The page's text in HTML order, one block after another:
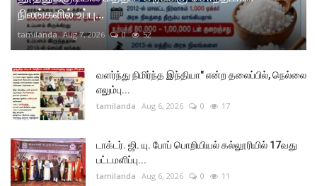
நிலங்களில் உப்பு...
tamilanda Aug 7, 2026 0 52
வளர்ந்து நிமிர்ந்த இந்தியா" என்ற தலைப்பில், நெல்லை
எலும்பு...
tamilanda Aug 6, 2026 0 17
டாக்டர். ஜி. யு. போப் பொறியியல் கல்லூரியில் 17வது
பட்டமளிப்பு...
tamilanda Aug 6, 2026 0 11